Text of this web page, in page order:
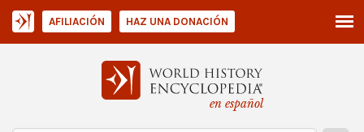
en español
AFILIACIÓN HAZ UNA DONACIÓN